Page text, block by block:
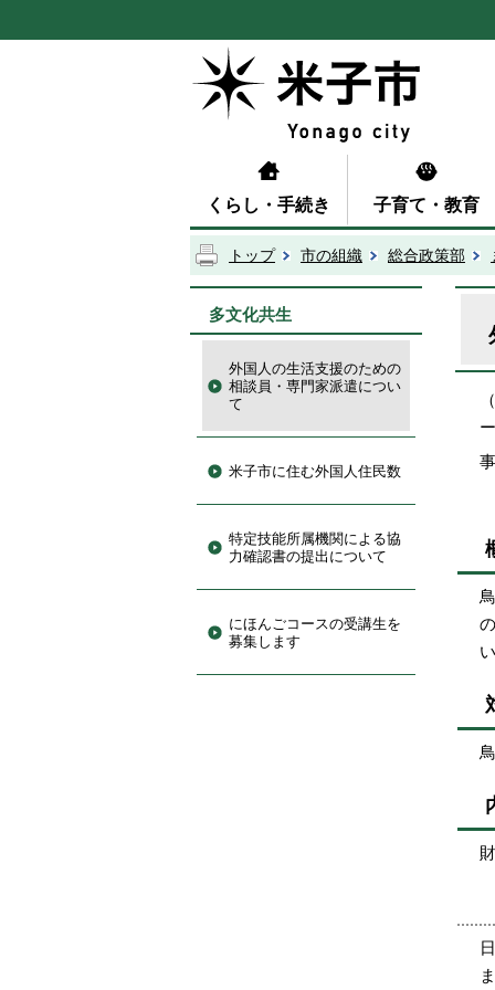
くらし・手続き 子育て・教育
トップ 市の組織 総合政策部
多文化共生
外国人の生活支援のための
相談員・専門家派遣につい
て
米子市に住む外国人住民数
特定技能所属機関による協
力確認書の提出について
にほんごコースの受講生を
募集します